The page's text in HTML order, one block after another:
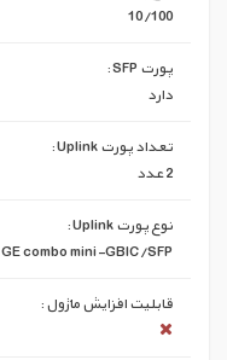
10/100
پورت SFP :
دارد
تعداد پورت Uplink :
2 عدد
نوع پورت Uplink :
GE combo mini-GBIC/SFP و 10/100/1000
قابلیت افزایش ماژول :